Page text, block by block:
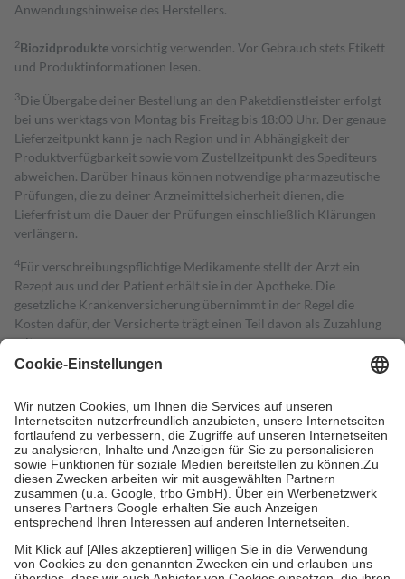
Anwendungshinweise des Herstellers.
2Biozidproduktevorsichtig verwenden. Vor Gebrauch stets Etikett
und Produktinformationen lesen.
3Die Übergabe deiner Bestellung an den Paketdienstleister erfolgt
bei uns werktags von Montag bis Freitag bis 18:00 Uhr. Der genaue
Lieferzeitpunkt kann je nach Region und in Abhängigkeit der
Produktverfügbarkeit sowie vom Zustellzeitpunkt des Spediteurs
abweichen. Darüber hinaus können notwendige pharmazeutische
Prüfungen, die zu deiner Arzneimittelsicherheit dienen, die
Lieferfrist um die Dauer der Prüfungen einschließlich Klärungen
verlängern.
4Für verschreibungspflichtige Medikamente stellt der Arzt ein
Rezept aus und der Patient erhält sie in der Apotheke. Die
gesetzliche Krankenversicherung übernimmt in der Regel die
Kosten dafür, der Versicherte trägt einen Teil davon als Zuzahlung
mit.
Grundsätzlich leisten Mitglieder Zuzahlungen in Höhe von zehn
höchstens zehn Euro.
Es sind jedoch nie mehr als die tatsächlichen
Kosten der Leistung zu entrichten.
Diese Regeln gelten grundsätzlich auch für Online-Apotheken.
Bei Heilmitteln und häuslicher Krankenpflege beträgt die
Zuzahlung zehn Prozent der Kosten sowie zehn Euro je
Verordnung.
Um das Engagement der Versicherten für ihre eigene Gesundheit zu
stärken und die besondere Stellung der Familie zu unterstützen,
fallenkeine Zuzahlungenan bei:
• Kindern und Jugendlichen bis zum vollendeten 18. Lebensjahr